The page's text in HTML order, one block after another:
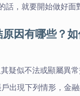
話，就要開始做好面
因有哪些？
疑似不法或顯屬異常
出現下列情形，金